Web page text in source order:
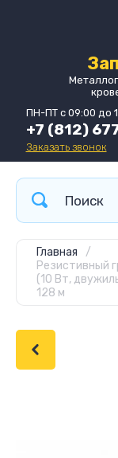
ПН-ПТ с 09:00 до
+7 (812)
Заказать звонок
Главная
/
Резистивный
(10 Вт,
128 м